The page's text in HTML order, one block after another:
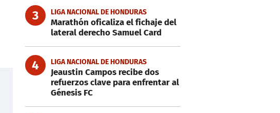
3 LIGA NACIONAL DE HONDURAS
Marathón oficaliza el fichaje del
lateral derecho Samuel Card
4 LIGA NACIONAL DE HONDURAS
Jeaustin Campos recibe dos
refuerzos clave para enfrentar al
Génesis FC